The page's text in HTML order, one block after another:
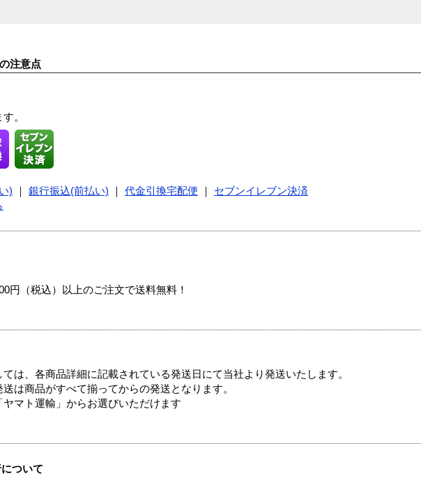
注意点
。
) 銀行振込(前払い) 代金引換宅配便
セブンイレブン決済
円（税込）以上のご注文で送料無料！
は、各商品詳細に記載されている発送日にて当社より発送いたします。
は商品がすべて揃ってからの発送となります。
マト運輸」からお選びいただけます
ついて